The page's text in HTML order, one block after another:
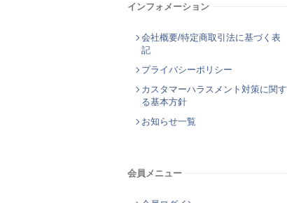
インフォメーション
会社概要/特定商取引法に基づく表
記
プライバシーポリシー
カスタマーハラスメント対策に関す
る基本方針
お知らせ一覧
会員メニュー